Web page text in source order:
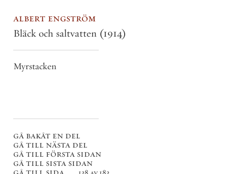
albert engström
Bläck och saltvatten (1914)
Myrstacken
gå bakåt en del
gå till nästa del
gå till första sidan
gå till sista sidan